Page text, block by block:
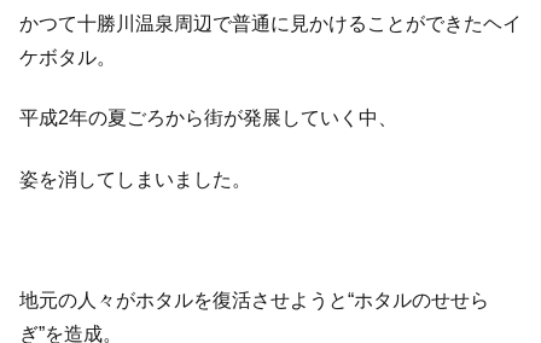
かつて十勝川温泉周辺で普通に見かけることができたヘイ
ケボタル。
平成2年の夏ごろから街が発展していく中、
姿を消してしまいました。
地元の人々がホタルを復活させようと“ホタルのせせら
ぎ”を造成。